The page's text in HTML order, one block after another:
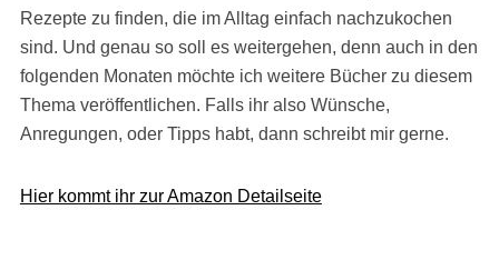
Rezepte zu finden, die im Alltag einfach nachzukochen
sind. Und genau so soll es weitergehen, denn auch in den
folgenden Monaten möchte ich weitere Bücher zu diesem
Thema veröffentlichen. Falls ihr also Wünsche,
Anregungen, oder Tipps habt, dann schreibt mir gerne.
Hier kommt ihr zur Amazon Detailseite